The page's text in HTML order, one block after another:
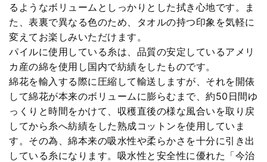
るようなボリュームとしっかりとした拭き心地です。ま
た、表裏で異なる色のため、タオルの持つ印象を気軽に
変えてお楽しみいただけます。
パイルに使用している糸は、品質の安定しているアメリ
カ産の綿を使用し国内で紡績をしたものです。
綿花を輸入する際に圧縮して輸送しますが、それを開俵
して綿花が本来のボリュームに膨らむまで、約50日間ゆ
っくりと時間をかけて、収穫直後の様な風合いを取り戻
してから糸へ紡績をした熟成コットンを使用していま
す。その為、綿本来の吸水性や柔らかさを十分に引き出
している糸になります。吸水性と安全性に優れた「今治